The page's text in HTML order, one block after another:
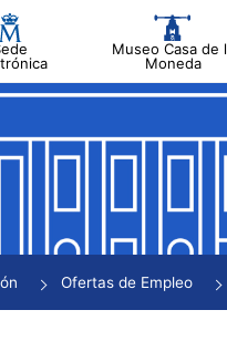
Museo Casa de
Moneda
Ofertas de Empleo